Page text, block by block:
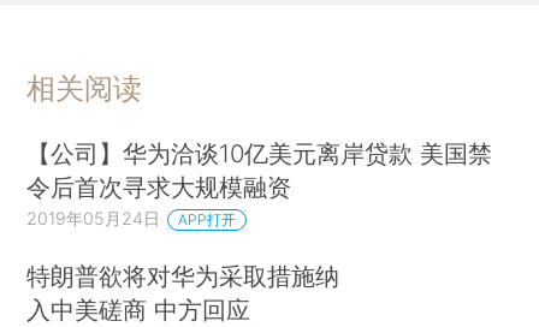
相关阅读
【公司】华为洽谈10亿美元离岸贷款 美国禁
令后首次寻求大规模融资
2019年05月24日 APP打开
特朗普欲将对华为采取措施纳
入中美磋商 中方回应